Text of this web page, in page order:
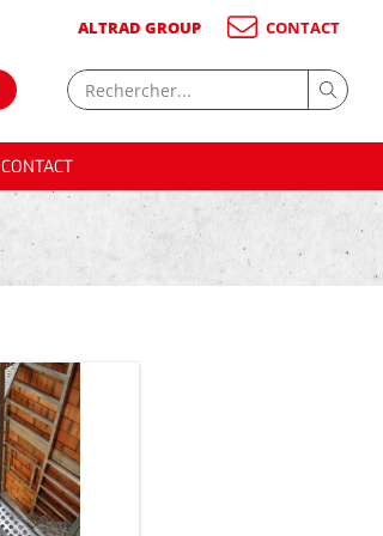
ALTRAD GROUP CONTACT
CONTACT
CONTACT